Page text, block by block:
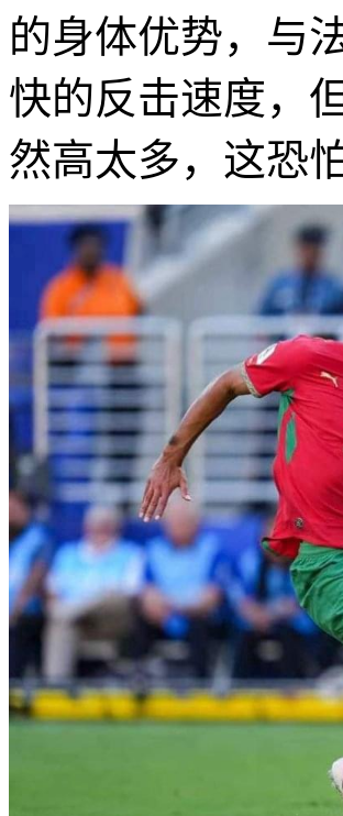
的身体优势，与
快的反击速度，
然高太多，这恐